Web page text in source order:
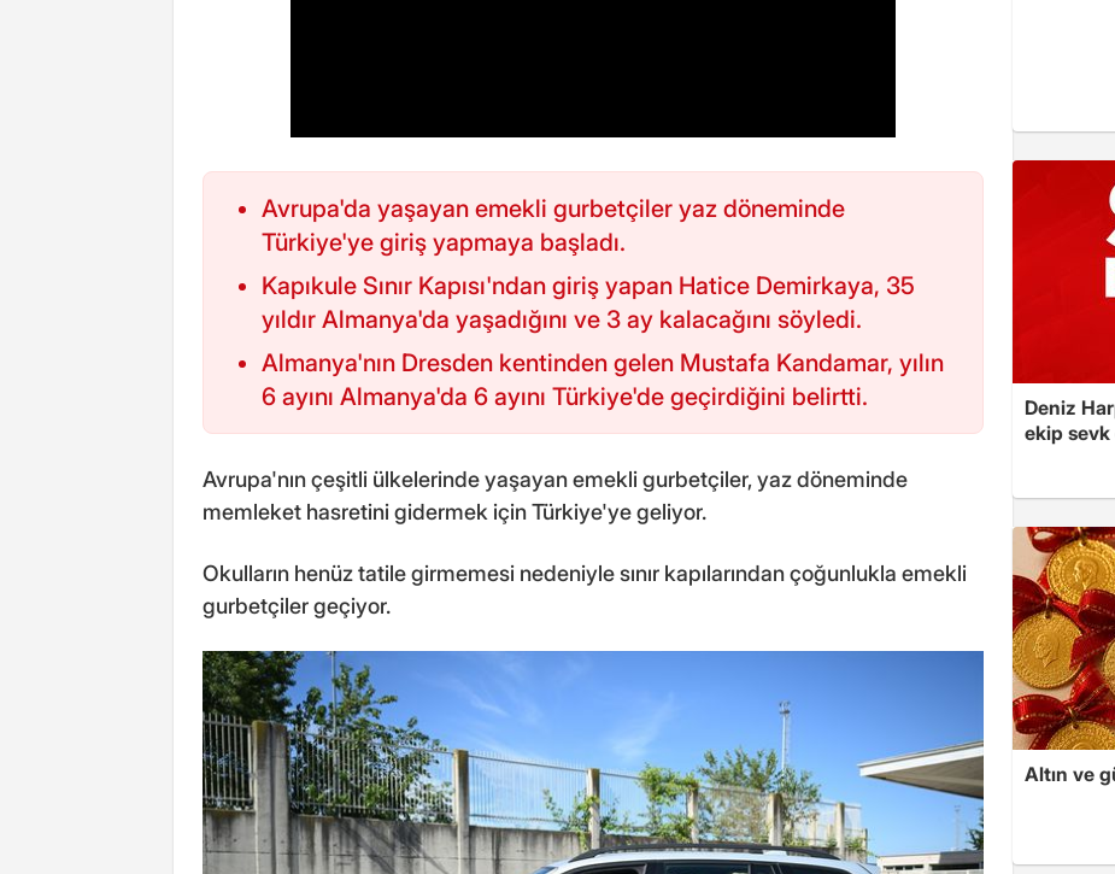
Avrupa'da yaşayan emekli gurbetçiler yaz döneminde
Türkiye'ye giriş yapmaya başladı.
Kapıkule Sınır Kapısı'ndan giriş yapan Hatice Demirkaya, 35
yıldır Almanya'da yaşadığını ve 3 ay kalacağını söyledi.
Almanya'nın Dresden kentinden gelen Mustafa Kandamar, yılın
6 ayını Almanya'da 6 ayını Türkiye'de geçirdiğini belirtti.
Avrupa'nın çeşitli ülkelerinde yaşayan emekli gurbetçiler, yaz döneminde
memleket hasretini gidermek için Türkiye'ye geliyor.
Okulların henüz tatile girmemesi nedeniyle sınır kapılarından çoğunlukla emekli
gurbetçiler geçiyor.
Deniz
ekip
Altın ve